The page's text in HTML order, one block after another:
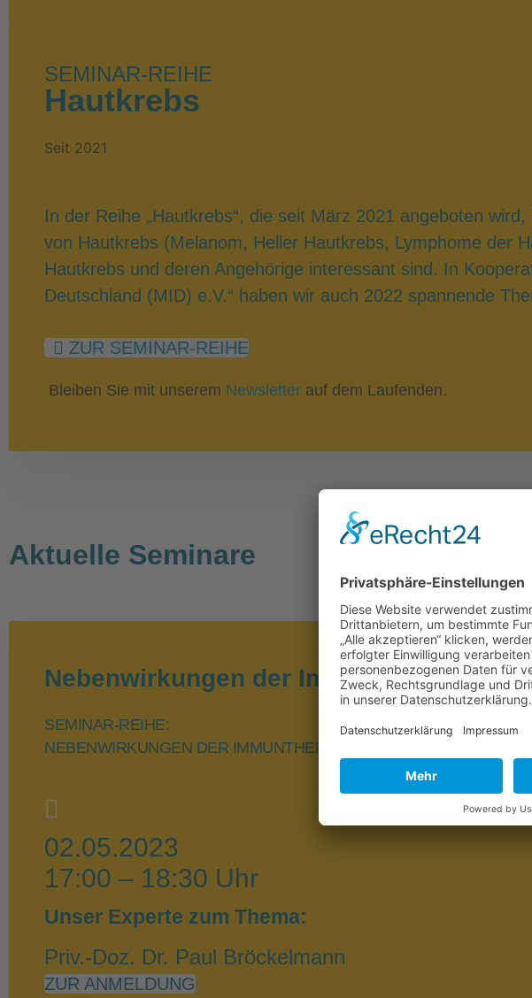
SEMINAR-REIHE
Hautkrebs
Seit 2021
In der Reihe „Hautkrebs“, die seit März 2021 angeboten
von Hautkrebs (Melanom, Heller Hautkrebs, Lymphome der
Hautkrebs und deren Angehörige interessant sind. In
Deutschland (MID) e.V.“ haben wir auch 2022 spannende
ZUR SEMINAR-REIHE
Bleiben Sie mit unserem Newsletter auf dem Laufenden.
Aktuelle Seminare
Nebenwirkungen der Immuntherapie an
SEMINAR-REIHE:
NEBENWIRKUNGEN DER IMMUNTHERAPIE
02.05.2023
17:00 – 18:30 Uhr
Unser Experte zum Thema:
Priv.-Doz. Dr. Paul Bröckelmann
ZUR ANMELDUNG